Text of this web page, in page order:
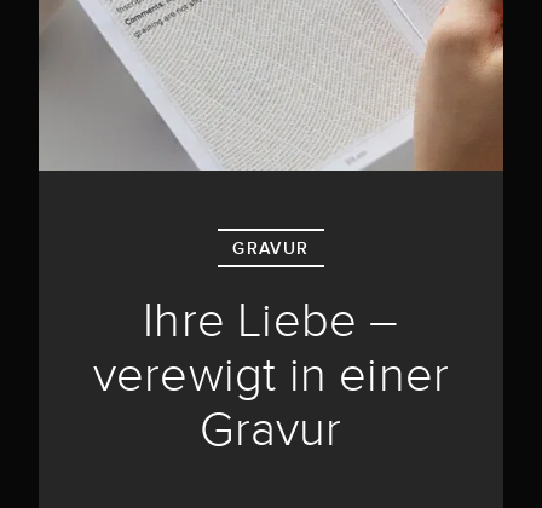
GRAVUR
Ihre Liebe –
verewigt in einer
Gravur